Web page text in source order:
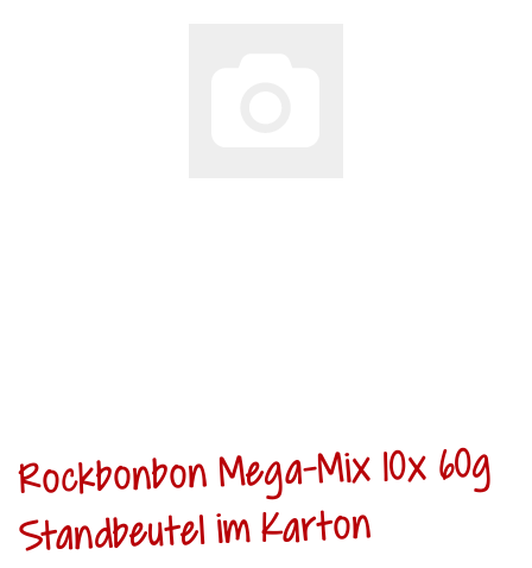
Rockbonbon Mega-Mix 10x 60g
Standbeutel im Karton